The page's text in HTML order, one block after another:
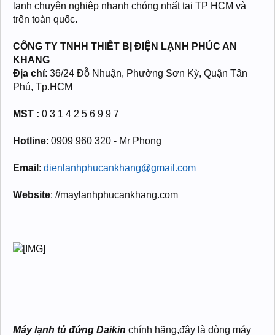
lạnh chuyên nghiệp nhanh chóng nhất tại TP HCM và
trên toàn quốc.
CÔNG TY TNHH THIẾT BỊ ĐIỆN LẠNH PHÚC AN
KHANG
Địa chỉ: 36/24 Đỗ Nhuận, Phường Sơn Kỳ, Quận Tân
Phú, Tp.HCM
MST : 0 3 1 4 2 5 6 9 9 7
Hotline: 0909 960 320 - Mr Phong
Email : dienlanhphucankhang@gmail.com
Website: //maylanhphucankhang.com
Máy lạnh tủ đứng Daikin chính hãng,đây là dòng máy